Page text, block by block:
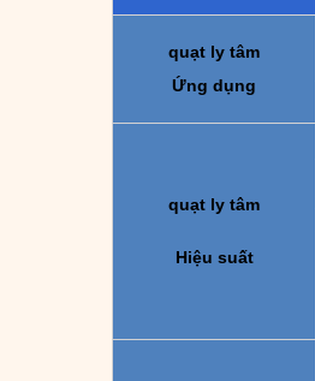
quạt ly tâm
Ứng dụng
quạt ly tâm
Hiệu suất